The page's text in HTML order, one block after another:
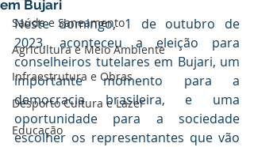
Saúde e Saneamento
Agricultura e Meio Ambiente
Infraestrutura e Obras
Desporto Cultura e Lazer
Educação
em Bujari
Neste domingo, 1 de outubro de
2023, aconteceu a eleição para
conselheiros tutelares em Bujari, um
importante momento para a
democracia brasileira, e uma
oportunidade para a sociedade
escolher os representantes que vão